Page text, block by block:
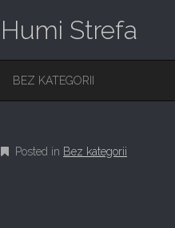
Humi Strefa
M
M
C
BEZ KATEGORII
Posted in Bez kategorii